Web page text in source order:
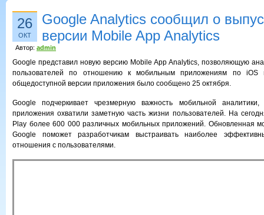
26
ОКТ
Google Analytics сообщил о
версии Mobile App Analytics
Автор: admin
Google представил новую версию Mobile App Analytics, позволяющую
пользователей по отношению к мобильным приложениям по iOS
общедоступной версии приложения было сообщено 25 октября.
Google подчеркивает чрезмерную важность мобильной аналитики,
приложения охватили заметную часть жизни пользователей. На
Play более 600 000 различных мобильных приложений. Обновленная
Google поможет разработчикам выстраивать наиболее
отношения с пользователями.